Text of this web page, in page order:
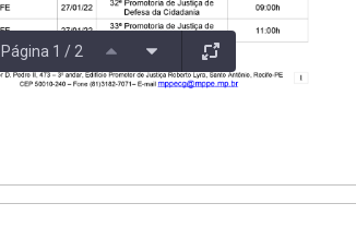
Página 1 / 2